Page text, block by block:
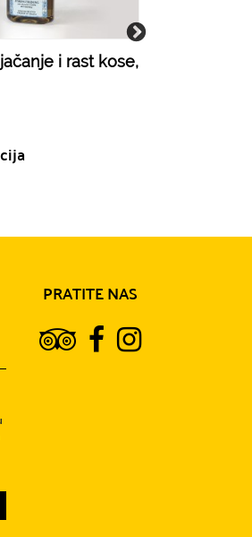
i rast kose,
PRATITE NAS